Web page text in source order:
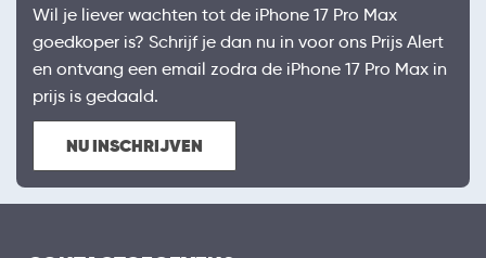
Wil je liever wachten tot de iPhone 17 Pro Max
goedkoper is? Schrijf je dan nu in voor ons Prijs Alert
en ontvang een email zodra de iPhone 17 Pro Max in
prijs is gedaald.
NU INSCHRIJVEN